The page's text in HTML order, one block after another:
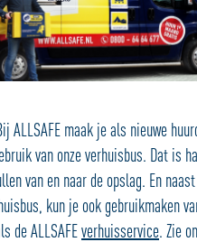
ALLSAFE maak je als nieuwe
van onze verhuisbus. Dat is
van en naar de opslag. En
kun je ook gebruikmaken
de ALLSAFEverhuisservice. Zie